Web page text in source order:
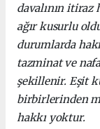
davalının itiraz
ağır kusurlu
durumlarda
tazminat ve
şekillenir. Eşit
birbirlerinden
hakkı yoktur.